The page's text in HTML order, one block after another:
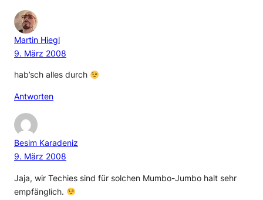
Martin Hiegl
9. März 2008
hab’sch alles durch
Antworten
Besim Karadeniz
9. März 2008
Jaja, wir Techies sind für solchen Mumbo-Jumbo halt sehr
empfänglich.